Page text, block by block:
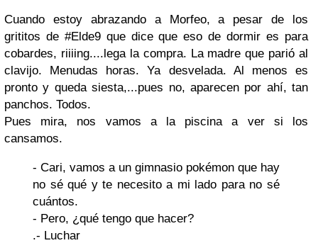
Cuando estoy abrazando a Morfeo, a pesar de los
grititos de #Elde9 que dice que eso de dormir es para
cobardes, riiiing....lega la compra. La madre que parió al
clavijo. Menudas horas. Ya desvelada. Al menos es
pronto y queda siesta,...pues no, aparecen por ahí, tan
panchos. Todos.
Pues mira, nos vamos a la piscina a ver si los
cansamos.
- Cari, vamos a un gimnasio pokémon que hay
no sé qué y te necesito a mi lado para no sé
cuántos.
- Pero, ¿qué tengo que hacer?
.- Luchar